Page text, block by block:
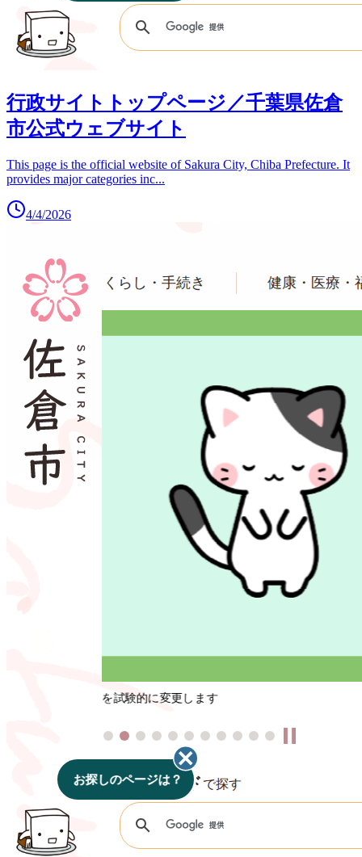
行政サイトトップページ／千葉県佐倉
市公式ウェブサイト
This page is the official website of Sakura City, Chiba Prefecture. It
provides major categories inc...
4/4/2026